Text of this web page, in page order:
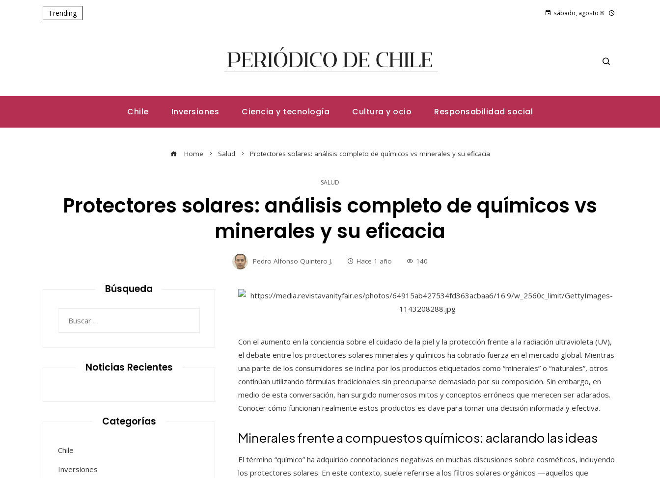
Trending sábado, agosto 8
Chile Inversiones Ciencia y tecnología Cultura y ocio Responsabilidad social
Home Salud Protectores solares: análisis completo de químicos vs minerales y su eficacia
SALUD
Protectores solares: análisis completo de químicos vs
minerales y su eficacia
Pedro Alfonso Quintero J. Hace 1 año 140
Con el aumento en la conciencia sobre el cuidado de la piel y la protección frente a la radiación ultravioleta (UV),
el debate entre los protectores solares minerales y químicos ha cobrado fuerza en el mercado global. Mientras
una parte de los consumidores se inclina por los productos etiquetados como “minerales” o “naturales”, otros
continúan utilizando fórmulas tradicionales sin preocuparse demasiado por su composición. Sin embargo, en
medio de esta conversación, han surgido numerosos mitos y conceptos erróneos que merecen ser aclarados.
Conocer cómo funcionan realmente estos productos es clave para tomar una decisión informada y efectiva.
Minerales frente a compuestos químicos: aclarando las ideas
El término “químico” ha adquirido connotaciones negativas en muchas discusiones sobre cosméticos, incluyendo
los protectores solares. En este contexto, suele referirse a los filtros solares orgánicos —aquellos que
Búsqueda
Noticias Recientes
Categorías
Chile
Inversiones